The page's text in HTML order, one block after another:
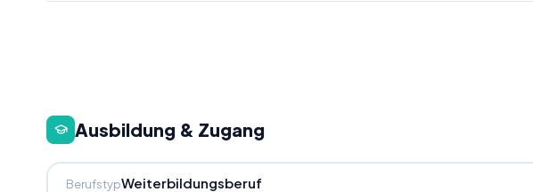
Ausbildung & Zugang
BerufstypWeiterbildungsberuf